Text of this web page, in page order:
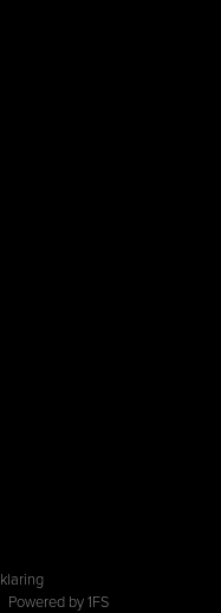
Powered by1FS